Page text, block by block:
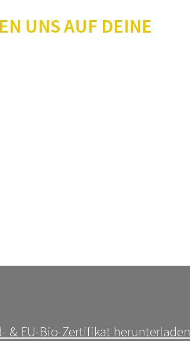
UNS AUF DEINE
& EU-Bio-Zertifikat herunterladen